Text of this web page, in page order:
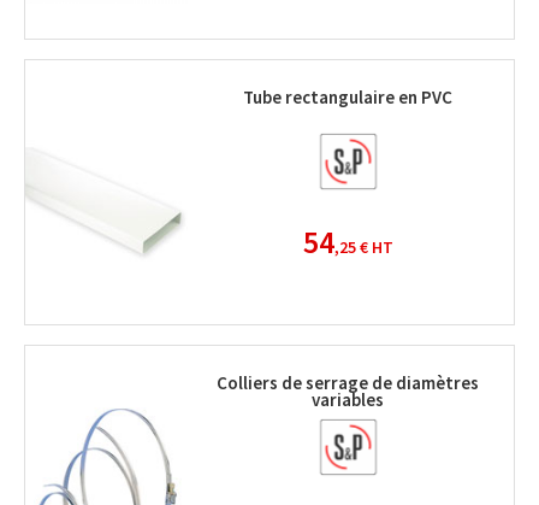
Tube rectangulaire en PVC
54,25 €HT
Colliers de serrage de diamètres
variables